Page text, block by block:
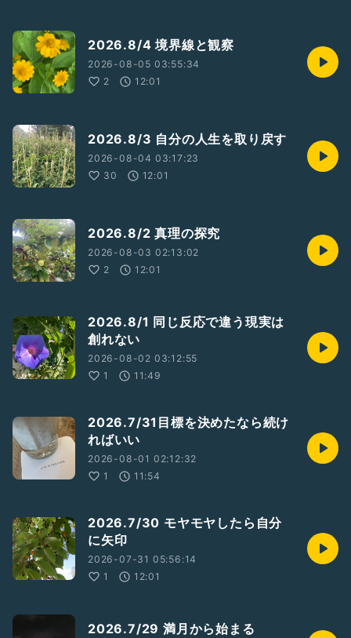
2026.8/4 境界線と観察
2026-08-05 03:55:34
2
12:01
2026.8/3 自分の人生を取り戻す
2026-08-04 03:17:23
30
12:01
2026.8/2 真理の探究
2026-08-03 02:13:02
2
12:01
2026.8/1 同じ反応で違う現実は
創れない
2026-08-02 03:12:55
1
11:49
2026.7/31目標を決めたなら続け
ればいい
2026-08-01 02:12:32
1
11:54
2026.7/30 モヤモヤしたら自分
に矢印
2026-07-31 05:56:14
1
12:01
2026.7/29 満月から始まる